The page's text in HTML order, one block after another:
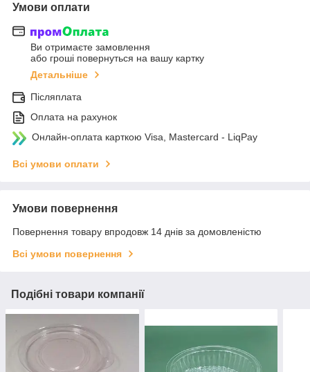
Умови оплати
Ви отримаєте замовлення
або гроші повернуться на вашу картку
Детальніше
Післяплата
Оплата на рахунок
Онлайн-оплата карткою Visa, Mastercard - LiqPay
Всі умови оплати
Умови повернення
Повернення товару впродовж 14 днів за домовленістю
Всі умови повернення
Подібні товари компанії